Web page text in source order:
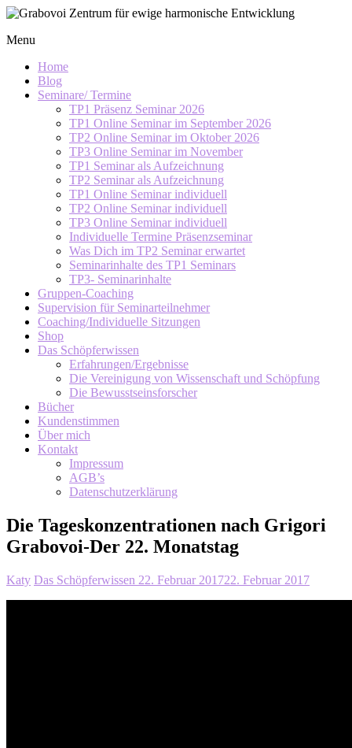
Skip
content
Zentrum
ewige
harmonische
Entwicklung
Menu
Home
Blog
Seminare/ Termine
TP1 Präsenz Seminar 2026
TP1 Online Seminar im September 2026
TP2 Online Seminar im Oktober 2026
TP3 Online Seminar im November
TP1 Seminar als Aufzeichnung
TP2 Seminar als Aufzeichnung
TP1 Online Seminar individuell
TP2 Online Seminar individuell
TP3 Online Seminar individuell
Individuelle Termine Präsenzseminar
Was Dich im TP2 Seminar erwartet
Seminarinhalte des TP1 Seminars
TP3- Seminarinhalte
Gruppen-Coaching
Supervision für Seminarteilnehmer
Coaching/Individuelle Sitzungen
Shop
Das Schöpferwissen
Erfahrungen/Ergebnisse
Die Vereinigung von Wissenschaft und Schöpfung
Die Bewusstseinsforscher
Bücher
Kundenstimmen
Über mich
Kontakt
Impressum
AGB’s
Datenschutzerklärung
Die Tageskonzentrationen nach Grigori
Grabovoi-Der 22. Monatstag
Katy Das Schöpferwissen 22. Februar 201722. Februar 2017